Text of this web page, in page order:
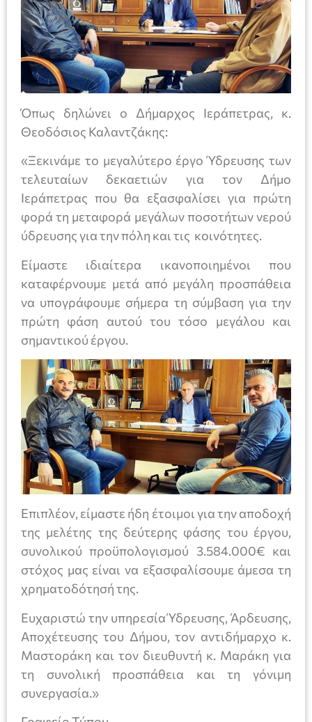
Όπως δηλώνει ο Δήμαρχος Ιεράπετρας, κ.
Θεοδόσιος Καλαντζάκης:
«Ξεκινάμε το μεγαλύτερο έργο Ύδρευσης των
τελευταίων δεκαετιών για τον Δήμο
Ιεράπετρας που θα εξασφαλίσει για πρώτη
φορά τη μεταφορά μεγάλων ποσοτήτων νερού
ύδρευσης για την πόλη και τις κοινότητες.
Είμαστε ιδιαίτερα ικανοποιημένοι που
καταφέρνουμε μετά από μεγάλη προσπάθεια
να υπογράφουμε σήμερα τη σύμβαση για την
πρώτη φάση αυτού του τόσο μεγάλου και
σημαντικού έργου.
Επιπλέον, είμαστε ήδη έτοιμοι για την αποδοχή
της μελέτης της δεύτερης φάσης του έργου,
συνολικού προϋπολογισμού 3.584.000€ και
στόχος μας είναι να εξασφαλίσουμε άμεσα τη
χρηματοδότησή της.
Ευχαριστώ την υπηρεσία Ύδρευσης, Άρδευσης,
Αποχέτευσης του Δήμου, τον αντιδήμαρχο κ.
Μαστοράκη και τον διευθυντή κ. Μαράκη για
τη συνολική προσπάθεια και τη γόνιμη
συνεργασία.»